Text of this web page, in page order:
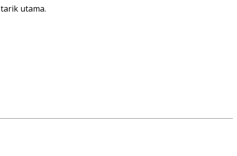
utama.